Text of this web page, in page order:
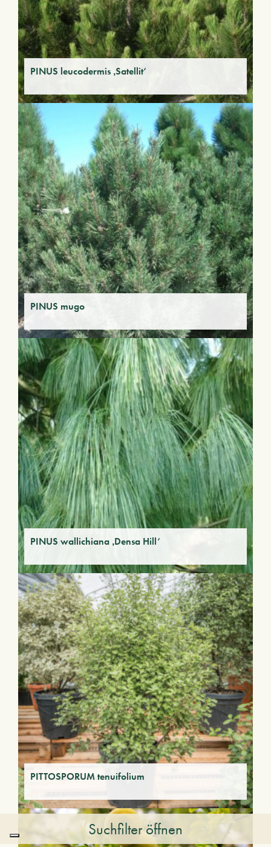
PINUS leucodermis ‚Satellit‘
PINUS mugo
PINUS wallichiana ‚Densa Hill‘
PITTOSPORUM tenuifolium
Suchfilter öffnen